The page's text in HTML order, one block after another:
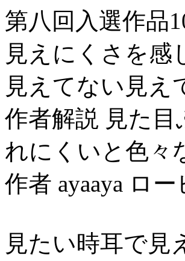
第八回入選作
見えにくさを感
見えてない見え
作者解説 見た
れにくいと色々
作者 ayaaya ロ
見たい時耳で見